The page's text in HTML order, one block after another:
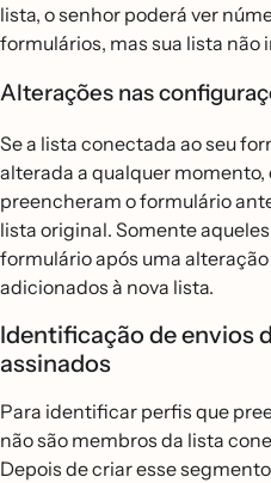
lista, o senhor poderá ver
formulários, mas sua lista não
Alterações nas
Se a lista conectada ao seu
alterada a qualquer momento,
preencheram o formulário
lista original. Somente
formulário após uma
adicionados à nova lista.
Identificação de envios
assinados
Para identificar perfis que
não são membros da lista
Depois de criar esse